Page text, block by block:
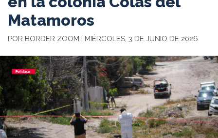
Matamoros
POR BORDER ZOOM | MIÉRCOLES, 3 DE JUNIO DE 2026